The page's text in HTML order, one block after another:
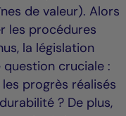
de valeur). Alors
les procédures
la législation
cruciale :
progrès réalisés
? De plus,